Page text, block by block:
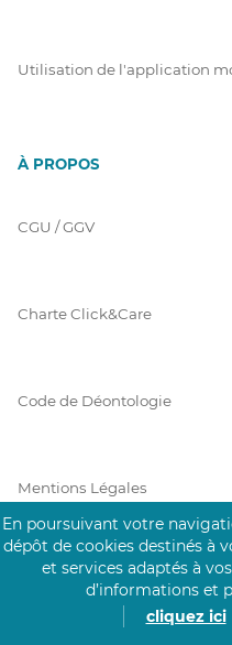
Utilisation de l'application
À PROPOS
CGU / GGV
Charte Click&Care
Code de Déontologie
Mentions Légales
Prérequis Click&Care
En poursuivant votre
dépôt de cookies destinés à
et services adaptés à
d’informations et
cliquez ici